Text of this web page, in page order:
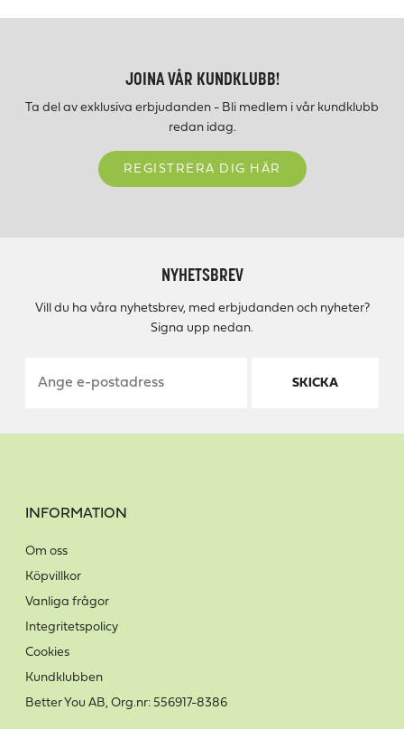
JOINA VÅR KUNDKLUBB!
Ta del av exklusiva erbjudanden - Bli medlem i vår kundklubb
redan idag.
REGISTRERA DIG HÄR
NYHETSBREV
Vill du ha våra nyhetsbrev, med erbjudanden och nyheter?
Signa upp nedan.
SKICKA
INFORMATION
Om oss
Köpvillkor
Vanliga frågor
Integritetspolicy
Cookies
Kundklubben
Better You AB, Org.nr: 556917-8386